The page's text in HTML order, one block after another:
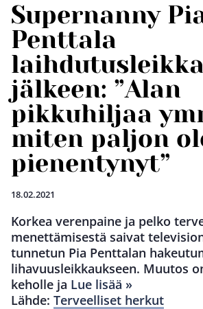
Supernanny
Penttala
jälkeen: ”Alan
pikkuhiljaa
miten paljon
pienentynyt”
18.02.2021
Korkea verenpaine ja pelko
menettämisestä saivat
tunnetun Pia Penttalan
lihavuusleikkaukseen. Muutos
keholle ja Lue lisää »
Lähde: Terveelliset herkut